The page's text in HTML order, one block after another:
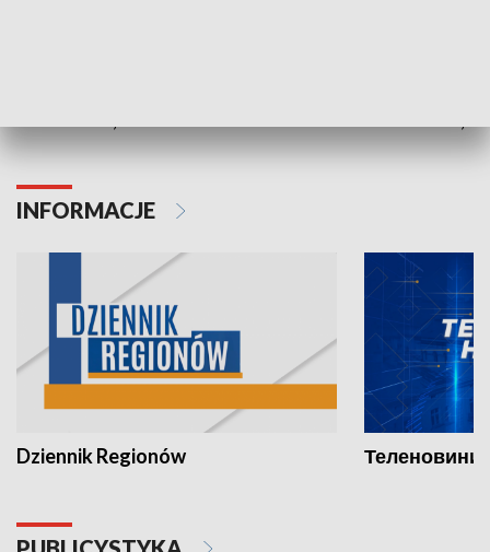
INFORMACJE
Dziennik Regionów Теленовини